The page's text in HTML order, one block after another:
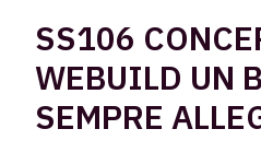
SS106
WEBUILD UN
SEMPRE